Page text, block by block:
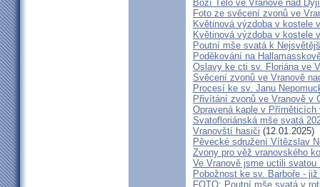
Boží Tělo ve Vranově nad Dyjí
Foto ze svěcení zvonů ve
Květinová výzdoba v kostele
Květinová výzdoba v kostele
Poutní mše svatá k
Poděkování na
Oslavy ke cti sv. Floriána ve
Svěcení zvonů ve Vranově
Procesí ke sv. Janu
Přivítání zvonů ve Vranově v
Opravená kaple v
Svatofloriánská mše svatá
Vranovští hasiči (12.01.2025)
Pěvecké sdružení Vítězslav
Zvony pro věž vranovského
Ve Vranově jsme uctili svatou
Pobožnost ke sv. Barboře -
FOTO: Poutní mše svatá v